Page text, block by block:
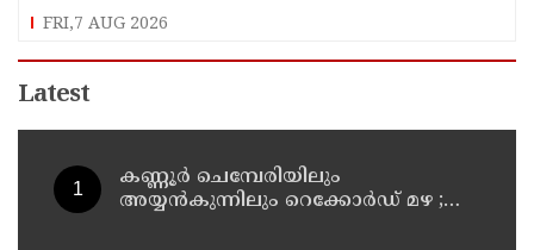
FRI,7 AUG 2026
Latest
കണ്ണൂർ ചെമ്പേരിയിലും
അയ്യൻകുന്നിലും റെക്കോർഡ് മഴ ;